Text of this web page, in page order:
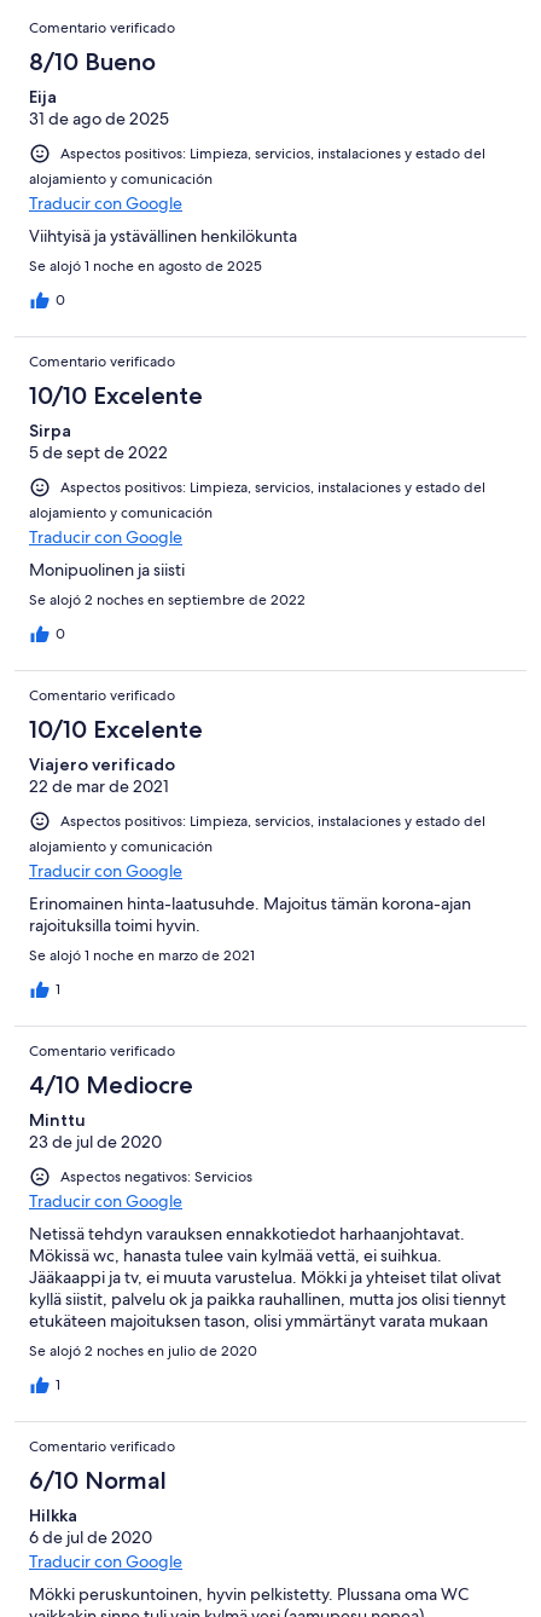
puntuación
Normal
una
puntuación
Mediocre
una
puntuación
de
Horrible
Comentarios
Comentario verificado
8/10 Bueno
Eija
31 de ago de 2025
Aspectos positivos: Limpieza, servicios, instalaciones y estado del
alojamiento y comunicación
Traducir con Google
Viihtyisä ja ystävällinen henkilökunta
Se alojó 1 noche en agosto de 2025
0
Comentario verificado
10/10 Excelente
Sirpa
5 de sept de 2022
Aspectos positivos: Limpieza, servicios, instalaciones y estado del
alojamiento y comunicación
Traducir con Google
Monipuolinen ja siisti
Se alojó 2 noches en septiembre de 2022
0
Comentario verificado
10/10 Excelente
Viajero verificado
22 de mar de 2021
Aspectos positivos: Limpieza, servicios, instalaciones y estado del
alojamiento y comunicación
Traducir con Google
Erinomainen hinta-laatusuhde. Majoitus tämän korona-ajan
rajoituksilla toimi hyvin.
Se alojó 1 noche en marzo de 2021
1
Comentario verificado
4/10 Mediocre
Minttu
23 de jul de 2020
Aspectos negativos: Servicios
Traducir con Google
Netissä tehdyn varauksen ennakkotiedot harhaanjohtavat.
Mökissä wc, hanasta tulee vain kylmää vettä, ei suihkua.
Jääkaappi ja tv, ei muuta varustelua. Mökki ja yhteiset tilat olivat
kyllä siistit, palvelu ok ja paikka rauhallinen, mutta jos olisi tiennyt
etukäteen majoituksen tason, olisi ymmärtänyt varata mukaan
retkivarusteet.
Se alojó 2 noches en julio de 2020
1
Comentario verificado
6/10 Normal
Hilkka
6 de jul de 2020
Traducir con Google
Mökki peruskuntoinen, hyvin pelkistetty. Plussana oma WC